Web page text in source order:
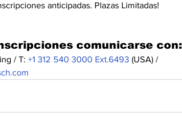
anticipadas. Plazas Limitadas!
comunicarse con:
/ T: +1 312 540 3000 Ext.6493 (USA) /